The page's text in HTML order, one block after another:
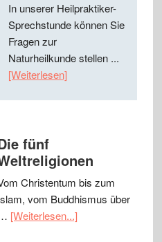
In unserer Heilpraktiker-
Sprechstunde können Sie
Fragen zur
Naturheilkunde stellen ...
[Weiterlesen]
fünf
Christentum bis zum
vom Buddhismus über
[Weiterlesen...]